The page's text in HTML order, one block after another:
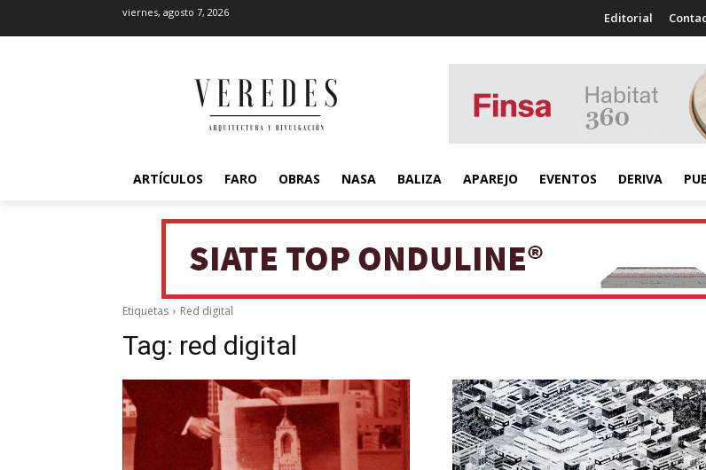
viernes, agosto 7, 2026 Editorial
ARTÍCULOS FARO OBRAS NASA BALIZA APAREJO EVENTOS DERIVA
Etiquetas Red digital
Tag: red digital